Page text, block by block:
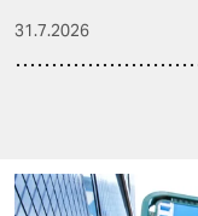
31.7.2026